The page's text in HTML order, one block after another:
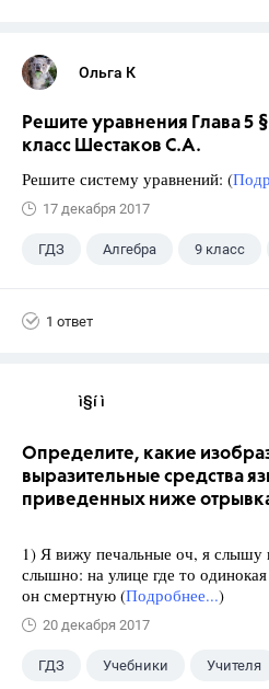
Ольга К
Решите уравнения Глава 5
класс Шестаков С.А.
Решите систему уравнений: (
17 декабря 2017
ГДЗ Алгебра 9 класс
1 ответ
ì§í ì 
Определите, какие
выразительные средства
приведенных ниже
1) Я вижу печальные оч, я слышу
слышно: на улице где то
он смертную (Подробнее...)
20 декабря 2017
ГДЗ Учебники Учителя